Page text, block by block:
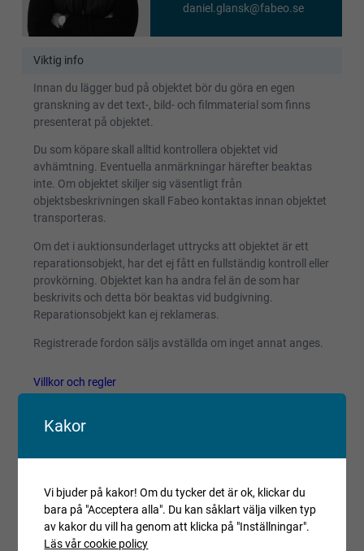
daniel.glansk@fabeo.se
Viktig info
Innan du lägger bud på objektet bör du göra en egen
granskning av det text-, bild- och filmmaterial som finns
presenterat på objektet.
Du som köpare skall alltid kontrollera objektet vid
avhämtning. Eventuella anmärkningar härefter beaktas
inte. Om objektet skiljer sig väsentligt från
objektsbeskrivningen skall Fabeo kontaktas innan objektet
transporteras.
Om det i auktionsunderlaget uttrycks att objektet är ett
reparationsobjekt, har det ej fått en fullständig kontroll eller
provkörning. Objektet kan ha andra fel än de som har
beskrivits och detta bör beaktas vid budgivning.
Reparationsobjekt kan ej reklameras.
Registrerade fordon säljs avställda om inget annat anges.
Villkor och regler
budgivningen, var vänlig kontakta ansvarig mäklare för
aktuell status.
Kakor
Vi bjuder på kakor! Om du tycker det är ok, klickar du
bara på "Acceptera alla". Du kan såklart välja vilken typ
av kakor du vill ha genom att klicka på "Inställningar".
Läs vår cookie policy